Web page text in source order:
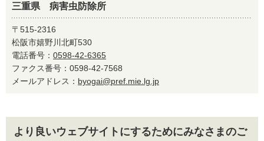
三重県 病害虫防除所
〒515-2316
松阪市嬉野川北町530
電話番号： 0598-42-6365
ファクス番号：0598-42-7568
メールアドレス： byogai@pref.mie.lg.jp
より良いウェブサイトにするためにみなさまのご